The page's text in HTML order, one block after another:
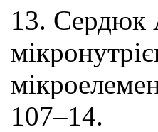
13. Сердюк
107–14.